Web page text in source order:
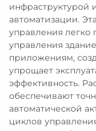
инфраструктурой
автоматизации.
управления легко
управления
приложениям,
упрощает
эффективность.
обеспечивают
автоматической
циклов